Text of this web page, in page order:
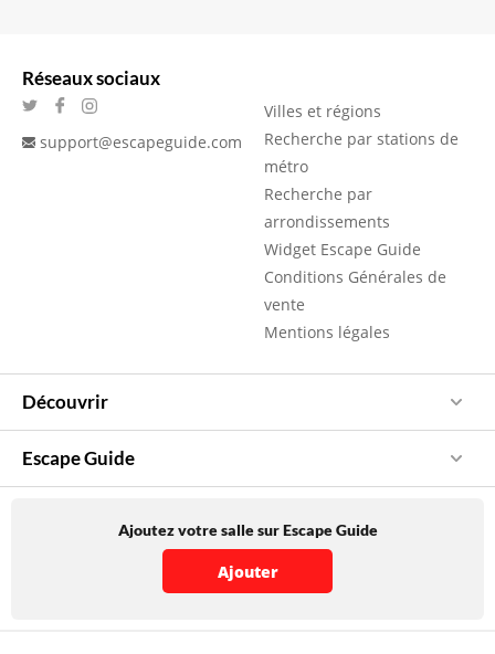
Réseaux sociaux
support@escapeguide.com
Villes et régions
Recherche par stations de
métro
Recherche par
arrondissements
Widget Escape Guide
Conditions Générales de
vente
Mentions légales
Découvrir
Escape Guide
Ajoutez votre salle sur Escape Guide
Ajouter